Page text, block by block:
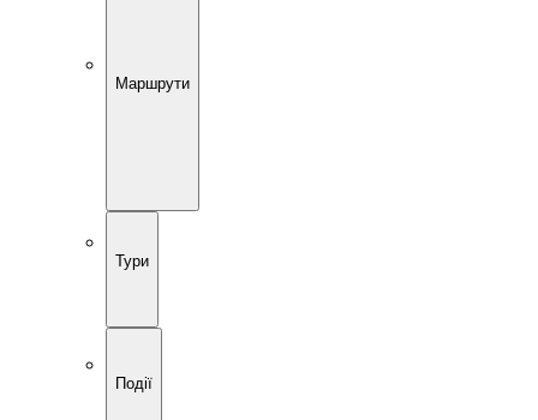
Маршрути
Тури
Події